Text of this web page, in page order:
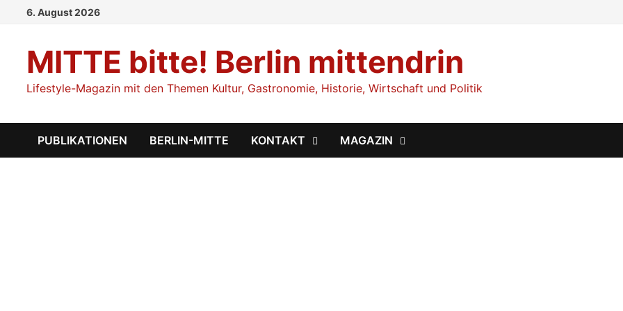
6. August 2026
MITTE bitte! Berlin mittendrin
Lifestyle-Magazin mit den Themen Kultur, Gastronomie, Historie, Wirtschaft und Politik
PUBLIKATIONEN BERLIN-MITTE KONTAKT MAGAZIN